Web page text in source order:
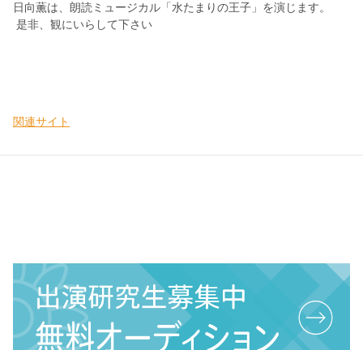
日向薫は、朗読ミュージカル「水たまりの王子」を演じます。
是非、観にいらして下さい
関連サイト